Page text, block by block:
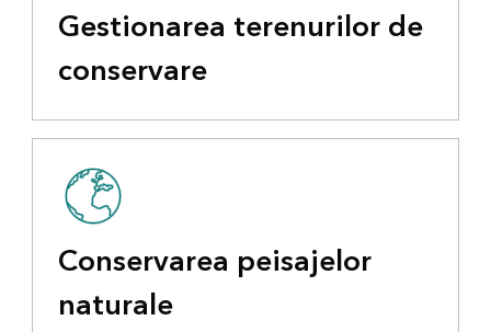
Gestionarea terenurilor de
conservare
Conservarea peisajelor
naturale